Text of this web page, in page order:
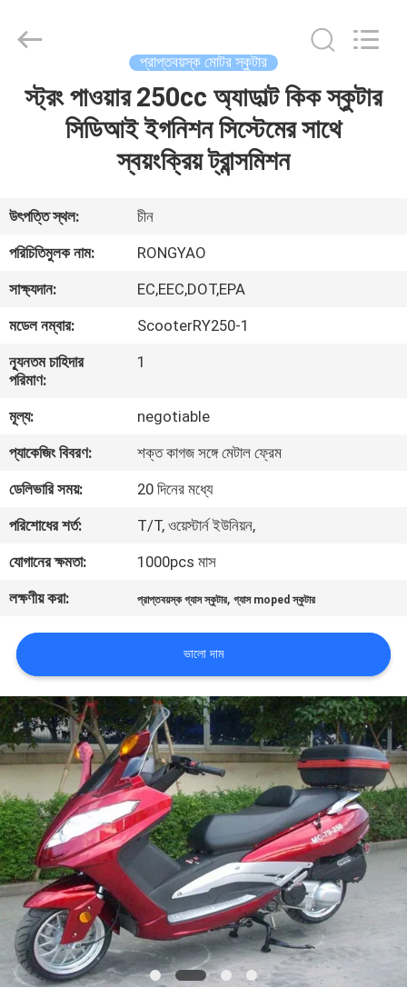
বাড়ি
আমাদের
সম্পর্কে
কারখানা
ভ্রমণ
নিয়ন্ত্রণ
যোগাযোগ
করুন
উদ্ধৃতির
জন্য
আবেদন
সাইট
ম্যাপ
গোপনীয়তা
নীতি
Vehicle
Co.,Ltd.
প্রাপ্তবয়স্ক মোটর স্কুটার
স্ট্রং পাওয়ার 250cc অ্যাডাল্ট কিক স্কুটার
সিডিআই ইগনিশন সিস্টেমের সাথে
স্বয়ংক্রিয় ট্রান্সমিশন
উৎপত্তি স্থল:
চীন
পরিচিতিমুলক নাম:
RONGYAO
সাক্ষ্যদান:
EC,EEC,DOT,EPA
মডেল নম্বার:
ScooterRY250-1
ন্যূনতম চাহিদার
পরিমাণ:
1
মূল্য:
negotiable
প্যাকেজিং বিবরণ:
শক্ত কাগজ সঙ্গে মেটাল ফ্রেম
ডেলিভারি সময়:
20 দিনের মধ্যে
পরিশোধের শর্ত:
T/T, ওয়েস্টার্ন ইউনিয়ন,
যোগানের ক্ষমতা:
1000pcs মাস
লক্ষণীয় করা:
প্রাপ্তবয়স্ক গ্যাস স্কুটার,গ্যাস moped স্কুটার
ভালো দাম